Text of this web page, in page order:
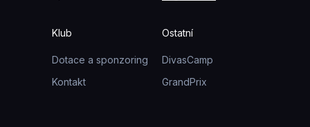
Klub
Dotace a sponzoring
Kontakt
Ostatní
DivasCamp
GrandPrix